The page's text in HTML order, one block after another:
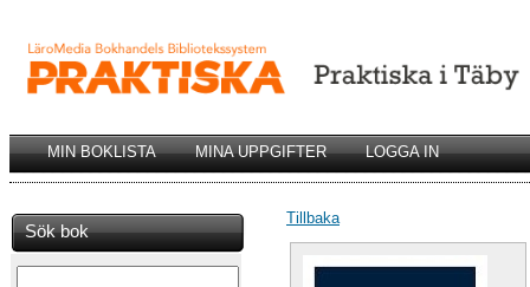
MIN BOKLISTA MINA UPPGIFTER LOGGA IN
Sök bok
Tillbaka